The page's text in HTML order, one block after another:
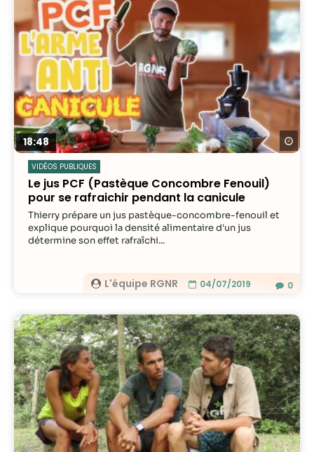
18:48
VIDÉOS PUBLIQUES
Le jus PCF (Pastèque Concombre Fenouil)
pour se rafraichir pendant la canicule
L'équipe RGNR 04/07/2019
Thierry prépare un jus pastèque-concombre-fenouil et
explique pourquoi la densité alimentaire d'un jus
détermine son effet rafraîchi...
0